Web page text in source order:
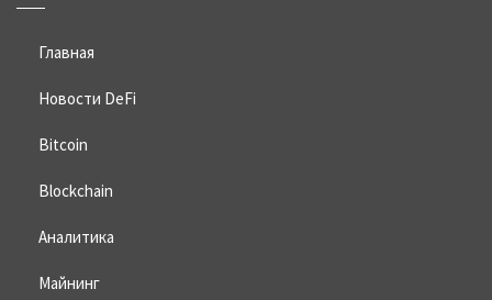
Главная
Новости DeFi
Bitcoin
Blockchain
Аналитика
Майнинг
Home»Bitcoin
США из-за ChatGPT